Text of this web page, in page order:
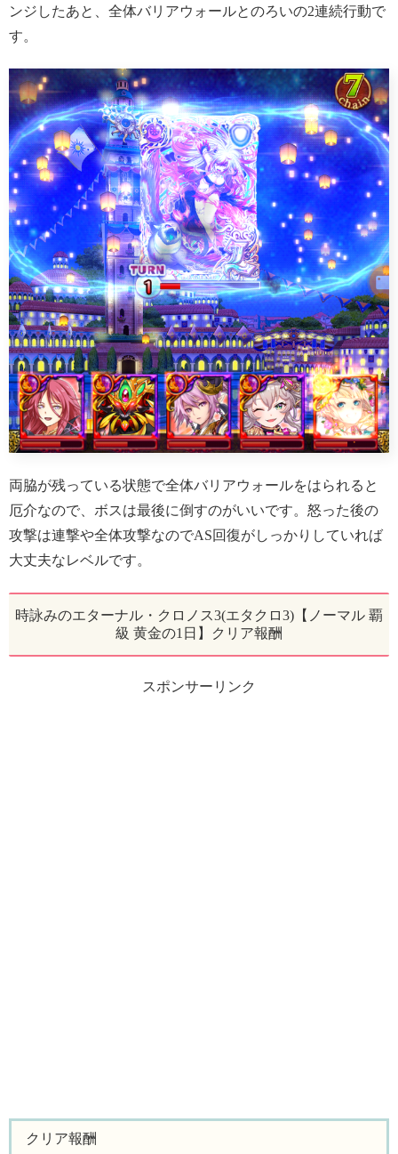
ンジしたあと、全体バリアウォールとのろいの2連続行動で
す。
両脇が残っている状態で全体バリアウォールをはられると
厄介なので、ボスは最後に倒すのがいいです。怒った後の
攻撃は連撃や全体攻撃なのでAS回復がしっかりしていれば
大丈夫なレベルです。
時詠みのエターナル・クロノス3(エタクロ3)【ノーマル 覇
級 黄金の1日】クリア報酬
スポンサーリンク
クリア報酬